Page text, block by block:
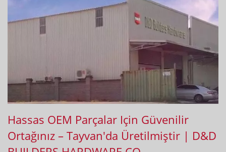
Hassas OEM Parçalar Için Güvenilir
Ortağınız – Tayvan'da Üretilmiştir | D&D